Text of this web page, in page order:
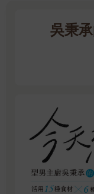
特色1. 第一本韓湯專
地美味韓國湯。
特色3. 讓美味變得很
多」的關鍵技巧。
特色5. 各種場合輕鬆
豐富湯鍋料理。
特色6. 飽覽韓食湯品
史與生活故事。
特色7. 獨家收錄料理
屬」的精美食譜。
吳秉